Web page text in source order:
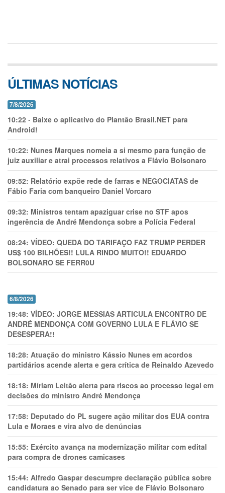
ÚLTIMAS NOTÍCIAS
7/8/2026
10:22 - Baixe o aplicativo do Plantão Brasil.NET para
Android!
10:22: Nunes Marques nomeia a si mesmo para função de
juiz auxiliar e atrai processos relativos a Flávio Bolsonaro
09:52: Relatório expõe rede de farras e NEGOCIATAS de
Fábio Faria com banqueiro Daniel Vorcaro
09:32: Ministros tentam apaziguar crise no STF apos
ingerência de André Mendonça sobre a Polícia Federal
08:24: VÍDEO: QUEDA DO TARIFAÇO FAZ TRUMP PERDER
US$ 100 BILHÕES!! LULA RINDO MUITO!! EDUARDO
BOLSONARO SE FERR0U
6/8/2026
19:48: VÍDEO: JORGE MESSIAS ARTICULA ENCONTRO DE
ANDRÉ MENDONÇA COM GOVERNO LULA E FLÁVIO SE
DESESPERA!!
18:28: Atuação do ministro Kássio Nunes em acordos
partidários acende alerta e gera crítica de Reinaldo Azevedo
18:18: Míriam Leitão alerta para riscos ao processo legal em
decisões do ministro André Mendonça
17:58: Deputado do PL sugere ação militar dos EUA contra
Lula e Moraes e vira alvo de denúncias
15:55: Exército avança na modernização militar com edital
para compra de drones camicases
15:44: Alfredo Gaspar descumpre declaração pública sobre
candidatura ao Senado para ser vice de Flávio Bolsonaro